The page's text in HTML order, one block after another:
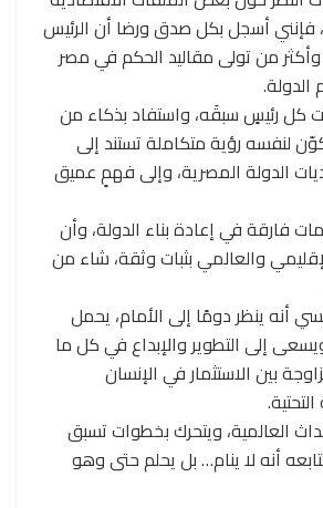
فإنني أسجل بكل صدق ورضا أن الرئيس
من تولى مقاليد الحكم في مصر
كل رئيسٍ سبقَه، واستفاد بذكاء من
لنفسه رؤية متكاملة تستند إلى
الدولة المصرية، وإلى فهمٍ عميق
فارقة في إعادة بناء الدولة، وأن
والعالمي بثبات وثقة، شاء من
أنه ينظر دومًا إلى الأمام، يحمل
إلى التطوير والإبداع في كل ما
بين الاستثمار في الإنسان
العالمية، ويتحرك بخطوات تسبق
أنه لا ينام… بل يحلم حتى وهو